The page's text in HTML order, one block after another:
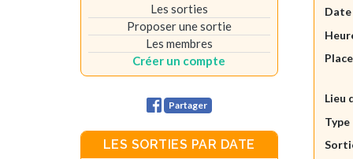
Date
Lieu
Les sorties
Proposer une sortie
Les membres
Créer un compte
Partager
LES SORTIES PAR DATE